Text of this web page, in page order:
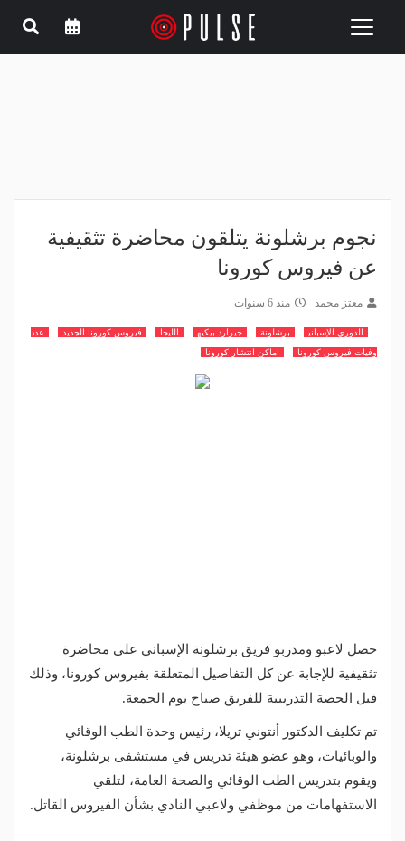
Toggle
نجوم برشلونة يتلقون محاضرة تثقيفية
عن فيروس كورونا
معتز محمد منذ 6 سنوات
الدوري الإسباني برشلونة جيرارد بيكيه الليجا فيروس كورونا الجديد
عدد
وفيات فيروس كورونا
اماكن انتشار كورونا
حصل لاعبو ومدربو فريق برشلونة الإسباني على محاضرة
تثقيفية للإجابة عن كل التفاصيل المتعلقة بفيروس كورونا، وذلك
قبل الحصة التدريبية للفريق صباح يوم الجمعة.
تم تكليف الدكتور أنتوني تريلا، رئيس وحدة الطب الوقائي
والوبائيات، وهو عضو هيئة تدريس في مستشفى برشلونة،
ويقوم بتدريس الطب الوقائي والصحة العامة، لتلقي
الاستفهامات من موظفي ولاعبي النادي بشأن الفيروس القاتل.